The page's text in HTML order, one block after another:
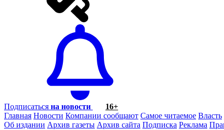
Подписаться на новости
16+
Главная Новости Компании сообщают Самое читаемое Власть
Об издании Архив газеты Архив сайта Подписка Реклама